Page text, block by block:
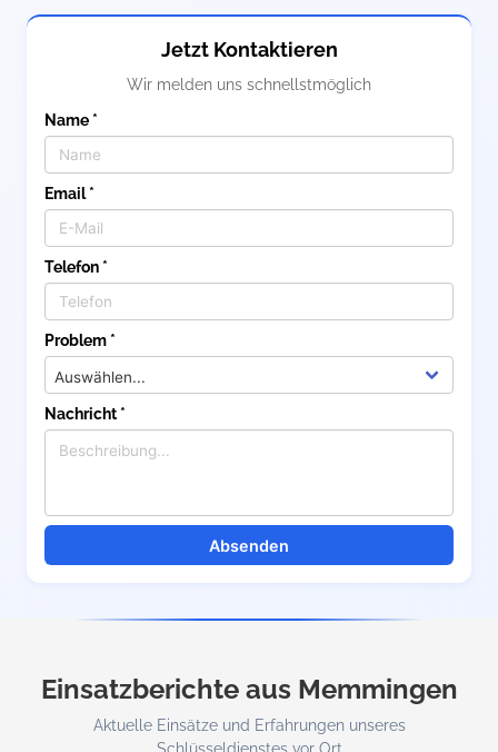
Jetzt Kontaktieren
Wir melden uns schnellstmöglich
Name *
Email *
Telefon *
Problem *
Nachricht *
Absenden
Einsatzberichte aus Memmingen
Aktuelle Einsätze und Erfahrungen unseres